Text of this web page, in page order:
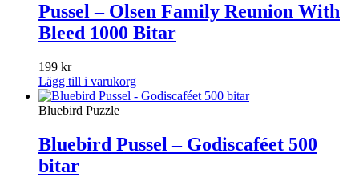
Pussel – Olsen Family Reunion With
Bleed 1000 Bitar
199 kr
Lägg till i varukorg
Bluebird Puzzle
Bluebird Pussel – Godiscaféet 500
bitar